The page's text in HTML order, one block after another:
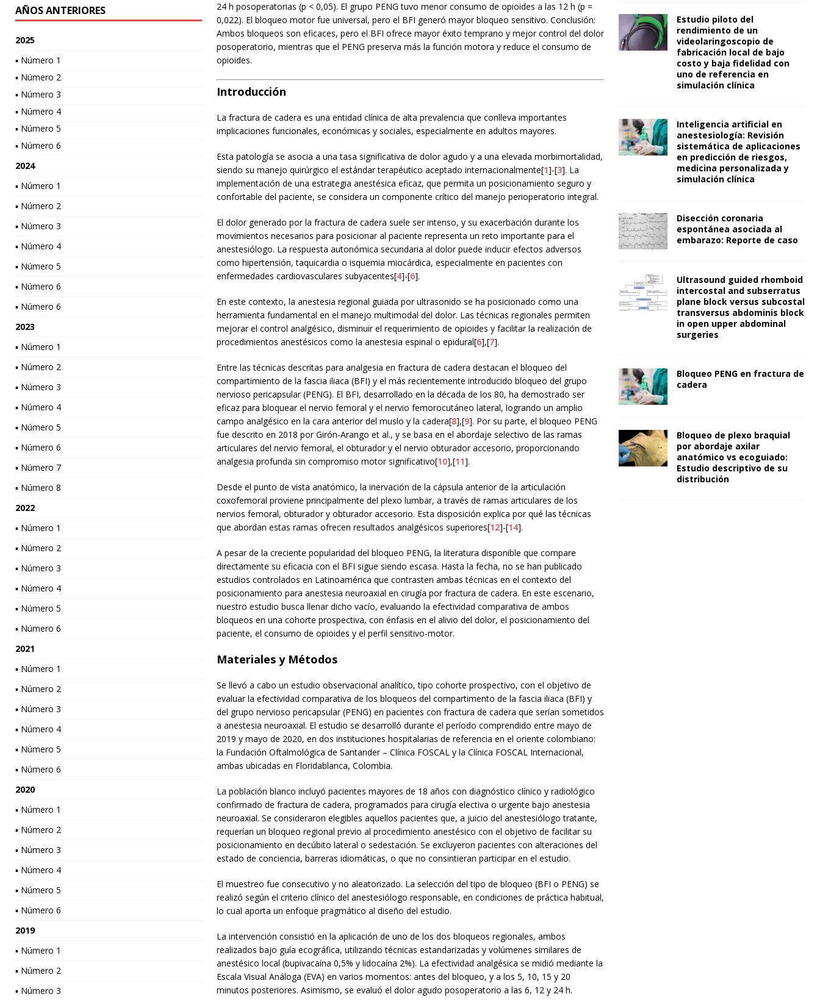
24 h posoperatorias (p < 0,05). El grupo PENG tuvo menor consumo de opioides a las 12 h (p =
0,022). El bloqueo motor fue universal, pero el BFI generó mayor bloqueo sensitivo. Conclusión:
Ambos bloqueos son eficaces, pero el BFI ofrece mayor éxito temprano y mejor control del dolor
posoperatorio, mientras que el PENG preserva más la función motora y reduce el consumo de
opioides.
Introducción
La fractura de cadera es una entidad clínica de alta prevalencia que conlleva importantes
implicaciones funcionales, económicas y sociales, especialmente en adultos mayores.
Esta patología se asocia a una tasa significativa de dolor agudo y a una elevada morbimortalidad,
siendo su manejo quirúrgico el estándar terapéutico aceptado internacionalmente[1]-[3]. La
implementación de una estrategia anestésica eficaz, que permita un posicionamiento seguro y
confortable del paciente, se considera un componente crítico del manejo perioperatorio integral.
El dolor generado por la fractura de cadera suele ser intenso, y su exacerbación durante los
movimientos necesarios para posicionar al paciente representa un reto importante para el
anestesiólogo. La respuesta autonómica secundaria al dolor puede inducir efectos adversos
como hipertensión, taquicardia o isquemia miocárdica, especialmente en pacientes con
enfermedades cardiovasculares subyacentes[4]-[6].
En este contexto, la anestesia regional guiada por ultrasonido se ha posicionado como una
herramienta fundamental en el manejo multimodal del dolor. Las técnicas regionales permiten
mejorar el control analgésico, disminuir el requerimiento de opioides y facilitar la realización de
procedimientos anestésicos como la anestesia espinal o epidural[6],[7].
Entre las técnicas descritas para analgesia en fractura de cadera destacan el bloqueo del
compartimiento de la fascia iliaca (BFI) y el más recientemente introducido bloqueo del grupo
nervioso pericapsular (PENG). El BFI, desarrollado en la década de los 80, ha demostrado ser
eficaz para bloquear el nervio femoral y el nervio femorocutáneo lateral, logrando un amplio
campo analgésico en la cara anterior del muslo y la cadera[8],[9]. Por su parte, el bloqueo PENG
fue descrito en 2018 por Girón-Arango et al., y se basa en el abordaje selectivo de las ramas
articulares del nervio femoral, el obturador y el nervio obturador accesorio, proporcionando
analgesia profunda sin compromiso motor significativo[10],[11].
Desde el punto de vista anatómico, la inervación de la cápsula anterior de la articulación
coxofemoral proviene principalmente del plexo lumbar, a través de ramas articulares de los
nervios femoral, obturador y obturador accesorio. Esta disposición explica por qué las técnicas
que abordan estas ramas ofrecen resultados analgésicos superiores[12]-[14].
A pesar de la creciente popularidad del bloqueo PENG, la literatura disponible que compare
directamente su eficacia con el BFI sigue siendo escasa. Hasta la fecha, no se han publicado
estudios controlados en Latinoamérica que contrasten ambas técnicas en el contexto del
posicionamiento para anestesia neuroaxial en cirugía por fractura de cadera. En este escenario,
nuestro estudio busca llenar dicho vacío, evaluando la efectividad comparativa de ambos
bloqueos en una cohorte prospectiva, con énfasis en el alivio del dolor, el posicionamiento del
paciente, el consumo de opioides y el perfil sensitivo-motor.
Materiales y Métodos
Se llevó a cabo un estudio observacional analítico, tipo cohorte prospectivo, con el objetivo de
evaluar la efectividad comparativa de los bloqueos del compartimento de la fascia iliaca (BFI) y
del grupo nervioso pericapsular (PENG) en pacientes con fractura de cadera que serían sometidos
a anestesia neuroaxial. El estudio se desarrolló durante el período comprendido entre mayo de
2019 y mayo de 2020, en dos instituciones hospitalarias de referencia en el oriente colombiano:
la Fundación Oftalmológica de Santander – Clínica FOSCAL y la Clínica FOSCAL Internacional,
ambas ubicadas en Floridablanca, Colombia.
La población blanco incluyó pacientes mayores de 18 años con diagnóstico clínico y radiológico
confirmado de fractura de cadera, programados para cirugía electiva o urgente bajo anestesia
neuroaxial. Se consideraron elegibles aquellos pacientes que, a juicio del anestesiólogo tratante,
requerían un bloqueo regional previo al procedimiento anestésico con el objetivo de facilitar su
posicionamiento en decúbito lateral o sedestación. Se excluyeron pacientes con alteraciones del
estado de conciencia, barreras idiomáticas, o que no consintieran participar en el estudio.
El muestreo fue consecutivo y no aleatorizado. La selección del tipo de bloqueo (BFI o PENG) se
realizó según el criterio clínico del anestesiólogo responsable, en condiciones de práctica habitual,
lo cual aporta un enfoque pragmático al diseño del estudio.
La intervención consistió en la aplicación de uno de los dos bloqueos regionales, ambos
realizados bajo guía ecográfica, utilizando técnicas estandarizadas y volúmenes similares de
anestésico local (bupivacaína 0,5% y lidocaína 2%). La efectividad analgésica se midió mediante la
Escala Visual Análoga (EVA) en varios momentos: antes del bloqueo, y a los 5, 10, 15 y 20
minutos posteriores. Asimismo, se evaluó el dolor agudo posoperatorio a las 6, 12 y 24 h.
AÑOS ANTERIORES
2025
▪ Número 1
▪ Número 2
▪ Número 3
▪ Número 4
▪ Número 5
▪ Número 6
2024
▪ Número 1
▪ Número 2
▪ Número 3
▪ Número 4
▪ Número 5
▪ Número 6
▪ Número 6
2023
▪ Número 1
▪ Número 2
▪ Número 3
▪ Número 4
▪ Número 5
▪ Número 6
▪ Número 7
▪ Número 8
2022
▪ Número 1
▪ Número 2
▪ Número 3
▪ Número 4
▪ Número 5
▪ Número 6
2021
▪ Número 1
▪ Número 2
▪ Número 3
▪ Número 4
▪ Número 5
▪ Número 6
2020
▪ Número 1
▪ Número 2
▪ Número 3
▪ Número 4
▪ Número 5
▪ Número 6
2019
▪ Número 1
▪ Número 2
▪ Número 3
Estudio piloto del
rendimiento de un
videolaringoscopio de
fabricación local de bajo
costo y baja fidelidad con
uno de referencia en
simulación clínica
Inteligencia artificial en
anestesiología: Revisión
sistemática de aplicaciones
en predicción de riesgos,
medicina personalizada y
simulación clínica
Disección coronaria
espontánea asociada al
embarazo: Reporte de caso
Ultrasound guided rhomboid
intercostal and subserratus
plane block versus subcostal
transversus abdominis block
in open upper abdominal
surgeries
Bloqueo PENG en fractura de
cadera
Bloqueo de plexo braquial
por abordaje axilar
anatómico vs ecoguiado:
Estudio descriptivo de su
distribución